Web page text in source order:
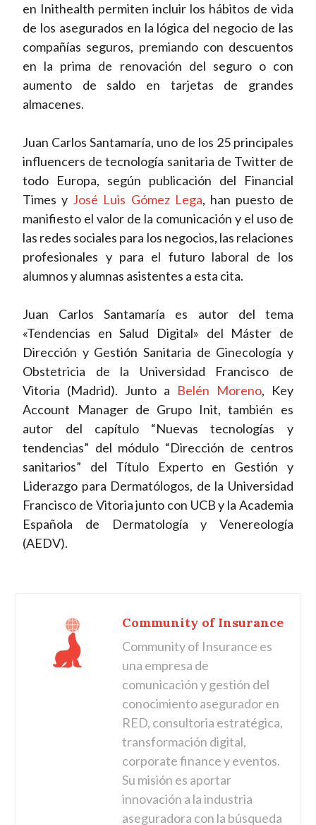
en Inithealth permiten incluir los hábitos de vida
de los asegurados en la lógica del negocio de las
compañías seguros, premiando con descuentos
en la prima de renovación del seguro o con
aumento de saldo en tarjetas de grandes
almacenes.
Juan Carlos Santamaría, uno de los 25 principales
influencers de tecnología sanitaria de Twitter de
todo Europa, según publicación del Financial
Times y José Luis Gómez Lega, han puesto de
manifiesto el valor de la comunicación y el uso de
las redes sociales para los negocios, las relaciones
profesionales y para el futuro laboral de los
alumnos y alumnas asistentes a esta cita.
Juan Carlos Santamaría es autor del tema
«Tendencias en Salud Digital» del Máster de
Dirección y Gestión Sanitaria de Ginecología y
Obstetricia de la Universidad Francisco de
Vitoria (Madrid). Junto a Belén Moreno, Key
Account Manager de Grupo Init, también es
autor del capítulo “Nuevas tecnologías y
tendencias” del módulo “Dirección de centros
sanitarios” del Título Experto en Gestión y
Liderazgo para Dermatólogos, de la Universidad
Francisco de Vitoria junto con UCB y la Academia
Española de Dermatología y Venereología
(AEDV).
Community of Insurance
Community of Insurance es
una empresa de
comunicación y gestión del
conocimiento asegurador en
RED, consultoria estratégica,
transformación digital,
corporate finance y eventos.
Su misión es aportar
innovación a la industria
aseguradora con la búsqueda